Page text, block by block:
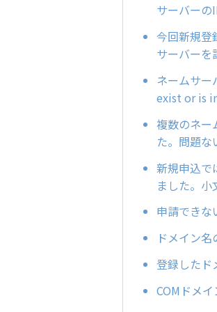
サーバーの
今回新規
サーバーを
ネームサ
exist or is
複数のネー
た。問題
新規申込で
ました。
申請できな
ドメイン
登録したド
COMドメ